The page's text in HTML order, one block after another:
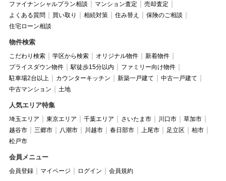
ファイナンシャルプラン相談
マンション査定
売却査定
よくある質問
買い取り 相続対策 住み替え
保険のご相談
住宅ローン相談
物件検索
こだわり検索 学区から検索 オリジナル物件
新着物件
プライスダウン物件
駅徒歩15分以内
ファミリー向け物件
駐車場2台以上
カウンターキッチン 新築一戸建て
中古一戸建て
中古マンション
土地
人気エリア特集
埼玉エリア 東京エリア 千葉エリア さいたま市 川口市
草加市
越谷市
三郷市 八潮市 川越市 春日部市 上尾市 足立区
柏市
松戸市
会員メニュー
会員登録 マイページ ログイン 会員規約